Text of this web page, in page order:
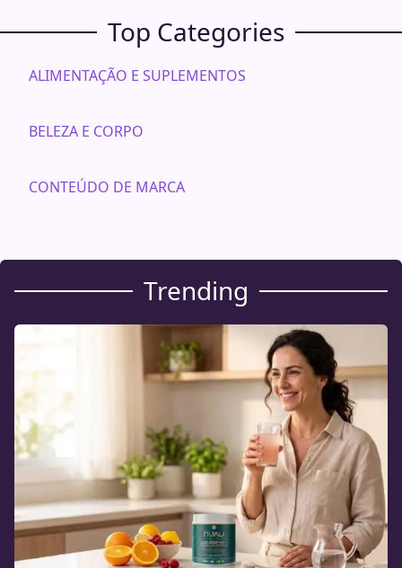
Top Categories
ALIMENTAÇÃO E SUPLEMENTOS
BELEZA E CORPO
CONTEÚDO DE MARCA
Trending